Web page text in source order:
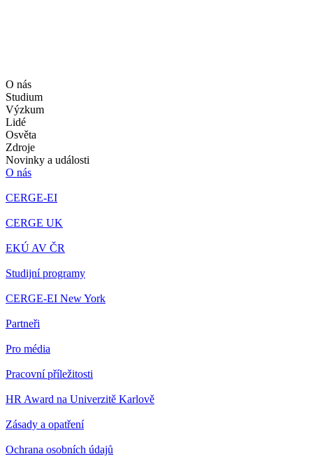
O nás
Studium
Výzkum
Lidé
Osvěta
Zdroje
Novinky a události
O nás
CERGE-EI
CERGE UK
EKÚ AV ČR
Studijní programy
CERGE-EI New York
Partneři
Pro média
Pracovní příležitosti
HR Award na Univerzitě Karlově
Zásady a opatření
Ochrana osobních údajů